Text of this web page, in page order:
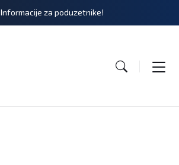
Informacije za poduzetnike!